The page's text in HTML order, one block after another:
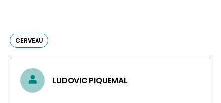
CERVEAU
LUDOVIC PIQUEMAL